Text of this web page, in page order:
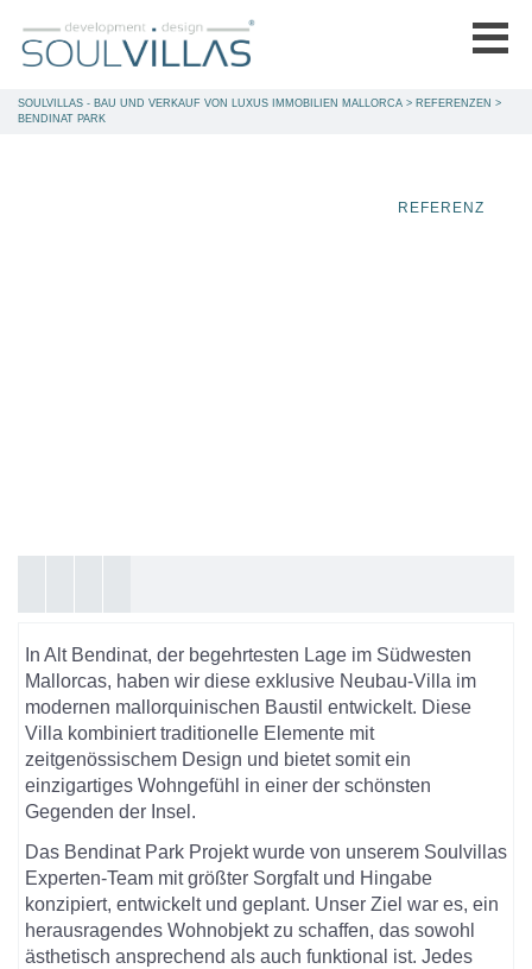
SOULVILLAS - BAU UND VERKAUF VON LUXUS IMMOBILIEN MALLORCA > REFERENZEN >
BENDINAT PARK
REFERENZ
In Alt Bendinat, der begehrtesten Lage im Südwesten
Mallorcas, haben wir diese exklusive Neubau-Villa im
modernen mallorquinischen Baustil entwickelt. Diese
Villa kombiniert traditionelle Elemente mit
zeitgenössischem Design und bietet somit ein
einzigartiges Wohngefühl in einer der schönsten
Gegenden der Insel.
Das Bendinat Park Projekt wurde von unserem Soulvillas
Experten-Team mit größter Sorgfalt und Hingabe
konzipiert, entwickelt und geplant. Unser Ziel war es, ein
herausragendes Wohnobjekt zu schaffen, das sowohl
ästhetisch ansprechend als auch funktional ist. Jedes